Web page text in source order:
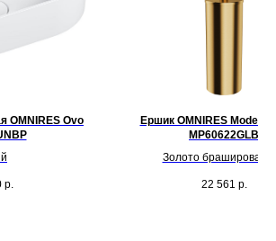
OMNIRES Ovo
р.
Ершик OMNIRES Modern
MP60622GLB
Золото
22 561 р.